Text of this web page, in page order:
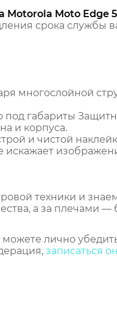
Moto Edge
срока службы
многослойной
под габариты
и корпуса.
и чистой
техники и
а за плечами
лично
записаться